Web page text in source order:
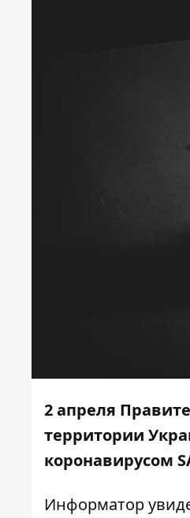
2 апреля
территории
коронавирусом
Информатор